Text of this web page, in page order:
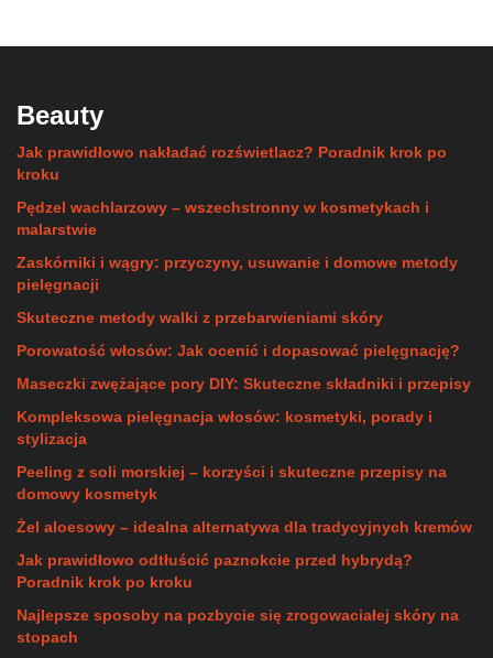
Beauty
Jak prawidłowo nakładać rozświetlacz? Poradnik krok po
kroku
Pędzel wachlarzowy – wszechstronny w kosmetykach i
malarstwie
Zaskórniki i wągry: przyczyny, usuwanie i domowe metody
pielęgnacji
Skuteczne metody walki z przebarwieniami skóry
Porowatość włosów: Jak ocenić i dopasować pielęgnację?
Maseczki zwężające pory DIY: Skuteczne składniki i przepisy
Kompleksowa pielęgnacja włosów: kosmetyki, porady i
stylizacja
Peeling z soli morskiej – korzyści i skuteczne przepisy na
domowy kosmetyk
Żel aloesowy – idealna alternatywa dla tradycyjnych kremów
Jak prawidłowo odtłuścić paznokcie przed hybrydą?
Poradnik krok po kroku
Najlepsze sposoby na pozbycie się zrogowaciałej skóry na
stopach